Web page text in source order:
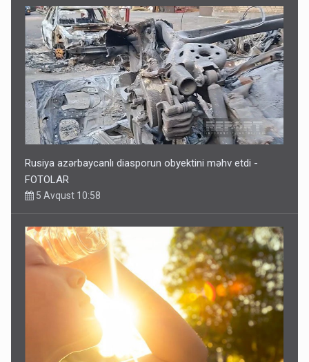
Rusiya azərbaycanlı diasporun obyektini məhv etdi -
FOTOLAR
5 Avqust 10:58